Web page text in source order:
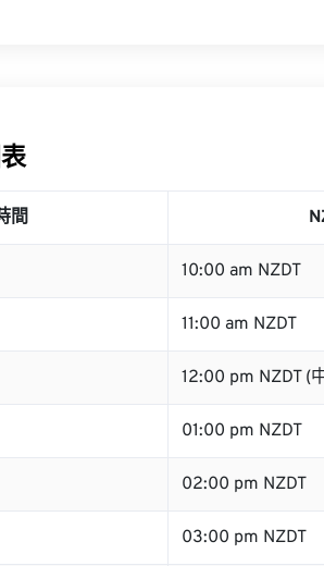
間
10:00 am NZDT
11:00 am NZDT
12:00 pm NZDT (
01:00 pm NZDT
02:00 pm NZDT
03:00 pm NZDT